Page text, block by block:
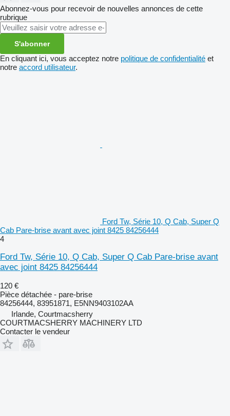
Abonnez-vous pour recevoir de nouvelles annonces de cette
rubrique
S'abonner
En cliquant ici, vous acceptez notre politique de confidentialité et
notre accord utilisateur.
Ford Tw, Série 10, Q Cab, Super Q
Cab Pare-brise avant avec joint 8425 84256444
4
Ford Tw, Série 10, Q Cab, Super Q Cab Pare-brise avant
avec joint 8425 84256444
120 €
Pièce détachée - pare-brise
84256444, 83951871, E5NN9403102AA
Irlande, Courtmacsherry
COURTMACSHERRY MACHINERY LTD
Contacter le vendeur